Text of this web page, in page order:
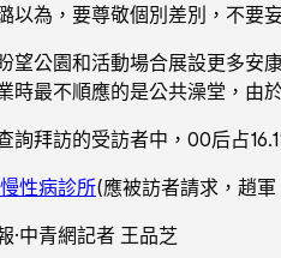
以為，要尊敬個別差別，不要
望公園和活動場合展設更多安
時最不順應的是公共澡堂，由
詢拜訪的受訪者中，00后占
性病診所(應被訪者請求，趙
·中青網記者 王品芝